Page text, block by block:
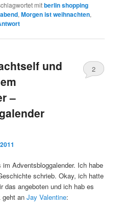
mitberlin shopping
,Morgen ist weihnachten,
und
–
2
Adventsbloggalender. Ich habe
schrieb. Okay, ich hatte
das angeboten und ich hab es
geht anJay Valentine: